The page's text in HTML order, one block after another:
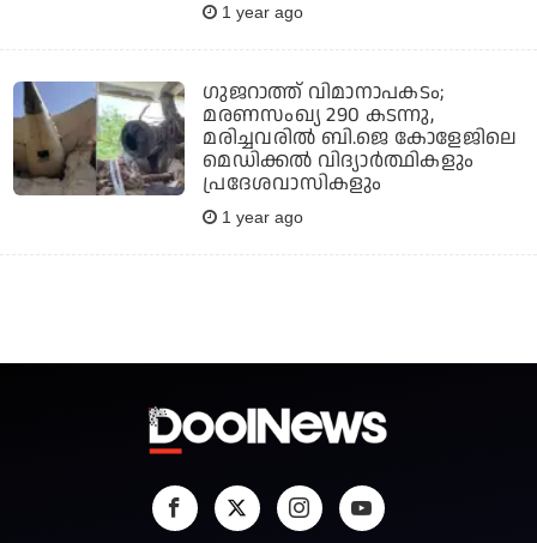
1 year ago
ഗുജറാത്ത് വിമാനാപകടം;
മരണസംഖ്യ 290 കടന്നു,
മരിച്ചവരില്‍ ബി.ജെ കോളേജിലെ
മെഡിക്കല്‍ വിദ്യാര്‍ത്ഥികളും
പ്രദേശവാസികളും
1 year ago